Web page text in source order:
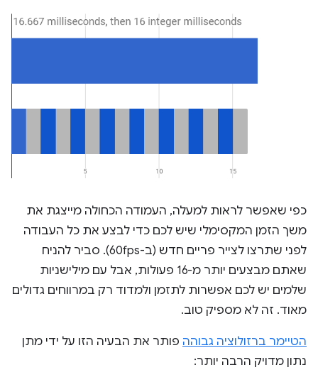
כפי שאפשר לראות למעלה, העמודה הכחולה מייצגת את
משך הזמן המקסימלי שיש לכם כדי לבצע את כל העבודה
לפני שתרצו לצייר פריים חדש (ב-60fps). סביר להניח
שאתם מבצעים יותר מ-16 פעולות, אבל עם מילישניות
שלמים יש לכם אפשרות לתזמן ולמדוד רק במרווחים גדולים
מאוד. זה לא מספיק טוב.
הטיימר ברזולוציה גבוהה פותר את הבעיה הזו על ידי מתן
נתון מדויק הרבה יותר: